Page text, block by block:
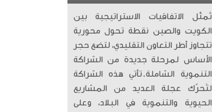
تُمثّل الاتفاقيات الاستراتيجية بين
الكويت والصين نقطة تحول محورية
تتجاوز أطر التعاون التقليدي، لتضع حجر
الأساس لمرحلة جديدة من الشراكة
التنموية الشاملة. ​تأتي هذه الشراكة
لتُحرّك عجلة العديد من المشاريع
الحيوية والتنموية في البلاد، وعلى